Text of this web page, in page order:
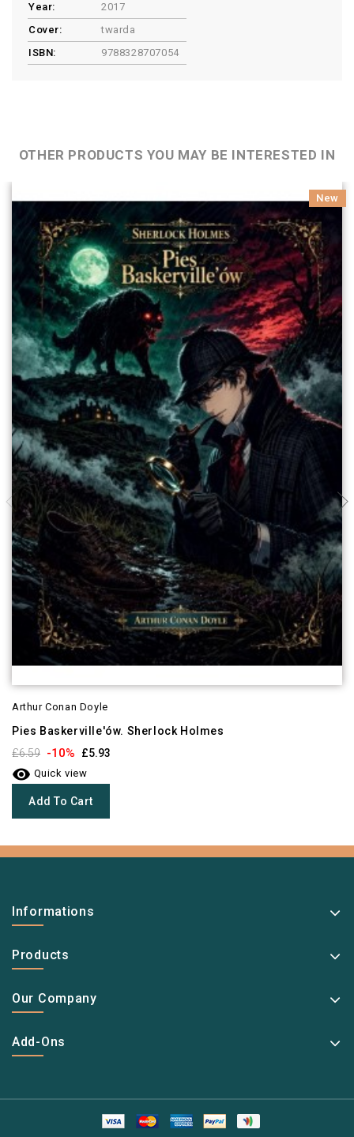
Year:
2017
Cover:
twarda
ISBN:
9788328707054
OTHER PRODUCTS YOU MAY BE INTERESTED IN
New
Arthur Conan Doyle
Pies Baskerville'ów. Sherlock Holmes
£6.59 -10% £5.93
 Quick view
Add To Cart
Informations
Products
Our Company
Add-Ons